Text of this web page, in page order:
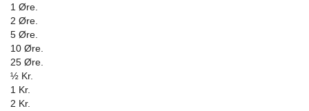
1 Øre.
2 Øre.
5 Øre.
10 Øre.
25 Øre.
½ Kr.
1 Kr.
2 Kr.